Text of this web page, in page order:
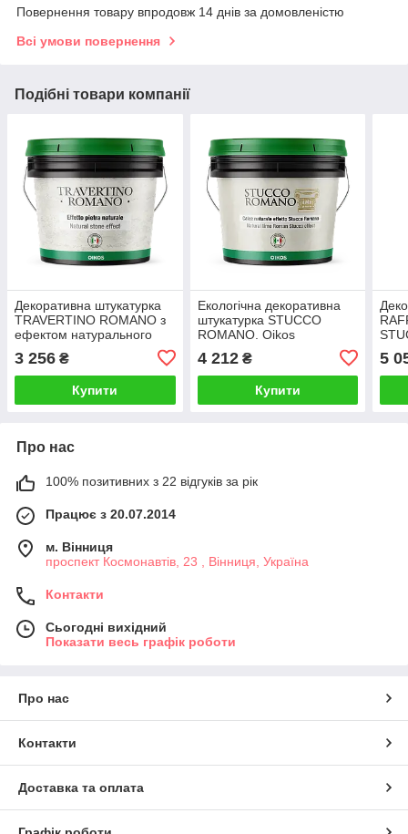
Повернення товару впродовж 14 днів за домовленістю
Всі умови повернення
Подібні товари компанії
Декоративна штукатурка
TRAVERTINO ROMANO з
ефектом натурального
3 256 ₴
Купити
Екологічна декоративна
штукатурка STUCCO
ROMANO. Oikos
4 212₴
Купити
5
Про нас
100% позитивних з 22 відгуків за рік
Працює з 20.07.2014
м. Вінниця
проспект Космонавтів, 23 , Вінниця, Україна
Контакти
Сьогодні вихідний
Показати весь графік роботи
Про нас
Контакти
Доставка та оплата